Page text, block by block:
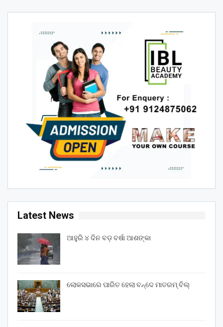
Latest News
ଆହୁରି ୪ ଦିନ ବଡ଼ ବର୍ଷା ଆଶଙ୍କା
ଲୋକସଭାରେ ପାରିତ ହେଲା ବନ୍ଦେ ମାତରମ୍‌ ବିଲ୍‌